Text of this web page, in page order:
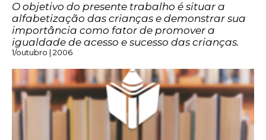
O objetivo do presente trabalho é situar a
alfabetização das crianças e demonstrar sua
importância como fator de promover a
igualdade de acesso e sucesso das crianças.
1/outubro | 2006